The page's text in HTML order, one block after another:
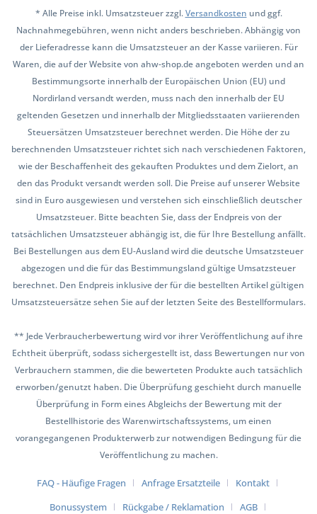
* Alle Preise inkl. Umsatzsteuer zzgl.Versandkosten und ggf.
Nachnahmegebühren, wenn nicht anders beschrieben. Abhängig von
der Lieferadresse kann die Umsatzsteuer an der Kasse variieren. Für
Waren, die auf der Website von ahw-shop.de angeboten werden und an
Bestimmungsorte innerhalb der Europäischen Union (EU) und
Nordirland versandt werden, muss nach den innerhalb der EU
geltenden Gesetzen und innerhalb der Mitgliedsstaaten variierenden
Steuersätzen Umsatzsteuer berechnet werden. Die Höhe der zu
berechnenden Umsatzsteuer richtet sich nach verschiedenen Faktoren,
wie der Beschaffenheit des gekauften Produktes und dem Zielort, an
den das Produkt versandt werden soll. Die Preise auf unserer Website
sind in Euro ausgewiesen und verstehen sich einschließlich deutscher
Umsatzsteuer. Bitte beachten Sie, dass der Endpreis von der
tatsächlichen Umsatzsteuer abhängig ist, die für Ihre Bestellung anfällt.
Bei Bestellungen aus dem EU-Ausland wird die deutsche Umsatzsteuer
abgezogen und die für das Bestimmungsland gültige Umsatzsteuer
berechnet. Den Endpreis inklusive der für die bestellten Artikel gültigen
Umsatzsteuersätze sehen Sie auf der letzten Seite des Bestellformulars.
** Jede Verbraucherbewertung wird vor ihrer Veröffentlichung auf ihre
Echtheit überprüft, sodass sichergestellt ist, dass Bewertungen nur von
Verbrauchern stammen, die die bewerteten Produkte auch tatsächlich
erworben/genutzt haben. Die Überprüfung geschieht durch manuelle
Überprüfung in Form eines Abgleichs der Bewertung mit der
Bestellhistorie des Warenwirtschaftssystems, um einen
vorangegangenen Produkterwerb zur notwendigen Bedingung für die
Veröffentlichung zu machen.
FAQ - Häufige Fragen Anfrage Ersatzteile
Kontakt
Bonussystem
Rückgabe / Reklamation AGB